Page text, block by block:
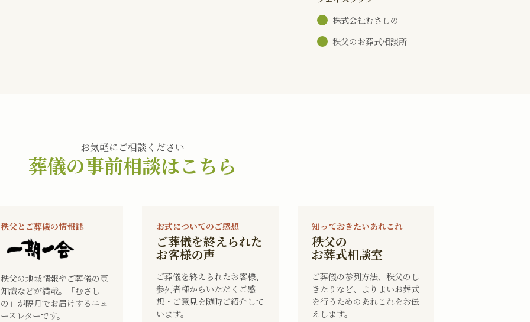
株式会社むさしの
秩父のお葬式相談所
お気軽にご相談ください
葬儀の事前相談はこちら
秩父とご葬儀の情報誌
秩父の地域情報やご葬儀の豆
知識などが満載。「むさし
の」が隔月でお届けするニュ
ースレターです。
お式についてのご感想
ご葬儀を終えられた
お客様の声
ご葬儀を終えられたお客様、
参列者様からいただくご感
想・ご意見を随時ご紹介して
います。
知っておきたいあれこれ
秩父の
お葬式相談室
ご葬儀の参列方法、秩父のし
きたりなど、よりよいお葬式
を行うためのあれこれをお伝
えします。